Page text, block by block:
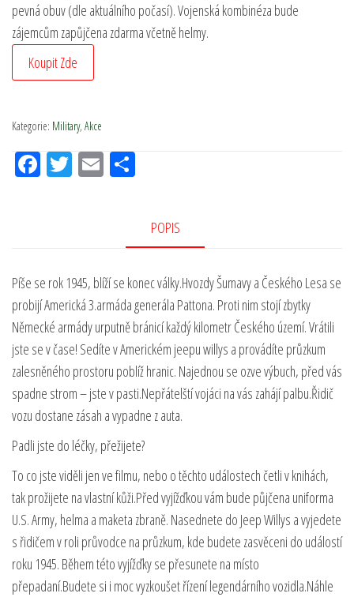
pevná obuv (dle aktuálního počasí). Vojenská kombinéza bude
zájemcům zapůjčena zdarma včetně helmy.
Koupit Zde
Kategorie: Military, Akce
Fac Tw Em
POPIS
Píše se rok 1945, blíží se konec války.Hvozdy Šumavy a Českého Lesa se
probijí Americká 3.armáda generála Pattona. Proti nim stojí zbytky
Německé armády urputně bránicí každý kilometr Českého území. Vrátili
jste se v čase! Sedíte v Americkém jeepu willys a provádíte průzkum
zalesněného prostoru poblíž hranic. Najednou se ozve výbuch, před vás
spadne strom – jste v pasti.Nepřátelští vojáci na vás zahájí palbu.Řidič
vozu dostane zásah a vypadne z auta.
Padli jste do léčky, přežijete?
To co jste viděli jen ve filmu, nebo o těchto událostech četli v knihách,
tak prožijete na vlastní kůži.Před vyjížďkou vám bude půjčena uniforma
U.S. Army, helma a maketa zbraně. Nasednete do Jeep Willys a vyjedete
s řidičem v roli průvodce na průzkum, kde budete zasvěceni do událostí
roku 1945. Během této vyjížďky se přesunete na místo
přepadaní.Budete si i moc vyzkoušet řízení legendárního vozidla.Náhle